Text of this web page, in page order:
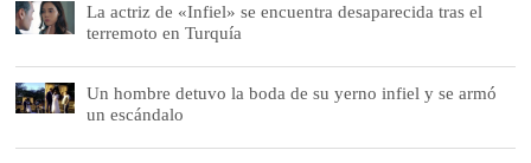
La actriz de «Infiel» se encuentra desaparecida tras el
terremoto en Turquía
Un hombre detuvo la boda de su yerno infiel y se armó
un escándalo